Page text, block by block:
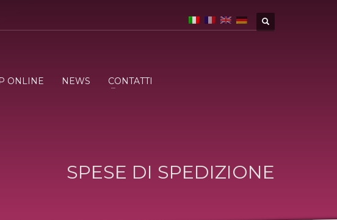
ONLINE NEWS CONTATTI
SPESE DI SPEDIZIONE